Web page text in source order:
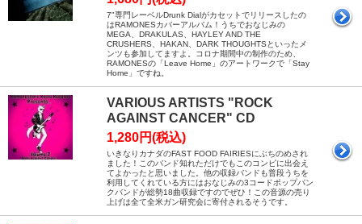
7"専門レーベルDrunk Dialがカセットでリリースしたの
はRAMONESカバーアルバム！うちでおなじみの
MEGA、DRAKULAS、HAYLEY AND THE
CRUSHERS、HAKAN、DARK THOUGHTSといったメ
ンツも参加してますよ。コロナ期間中の制作のため、
RAMONESの「Leave Home」のアートワークで「Stay
Home」ですね。
VARIOUS ARTISTS "ROCK
AGAINST CANCER" CD
1,280円(税込)
いきなりカナダのFAST FOOD FAIRIESにぶちのめされ
ました！このバンド知れただけでもこのコンピに出会え
てよかったと思いました。他の収録バンドも普段うちを
利用してくれている方にはおなじみの3コードポップパン
クバンドが総勢18曲収録ですのでぜひ！この音源の売り
上げは全て全米ガン研究会に寄付されるそうです。